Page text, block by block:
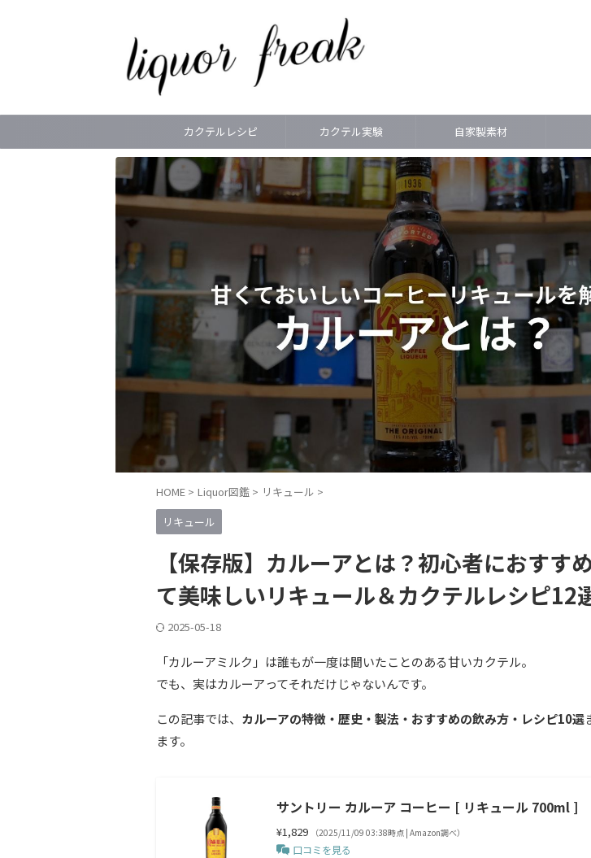
カクテルレシピ カクテル実験 自家製素材
HOME > Liquor図鑑 > リキュール >
リキュール
【保存版】カルーアとは？初心者におすす
て美味しいリキュール＆カクテルレシピ12
2025-05-18
「カルーアミルク」は誰もが一度は聞いたことのある甘いカクテル。
でも、実はカルーアってそれだけじゃないんです。
この記事では、 カルーアの特徴・歴史・製法・おすすめの飲み方・レシピ10選
ます。
サントリー カルーア コーヒー [ リキュール 700ml ]
¥1,829 （2025/11/09 03:38時点 | Amazon調べ）
口コミを見る